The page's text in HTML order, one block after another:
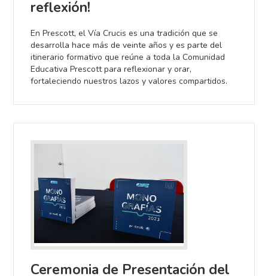
reflexión!
En Prescott, el Vía Crucis es una tradición que se
desarrolla hace más de veinte años y es parte del
itinerario formativo que reúne a toda la Comunidad
Educativa Prescott para reflexionar y orar,
fortaleciendo nuestros lazos y valores compartidos.
Ceremonia de Presentación del